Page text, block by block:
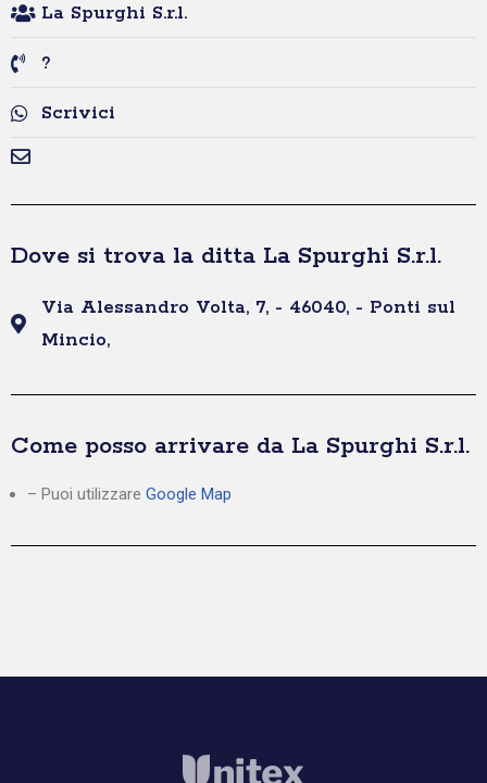
La Spurghi S.r.l.
?
Scrivici
Dove si trova la ditta La Spurghi S.r.l.
Via Alessandro Volta, 7, - 46040, - Ponti sul
Mincio,
Come posso arrivare da La Spurghi S.r.l.
– Puoi utilizzare Google Map